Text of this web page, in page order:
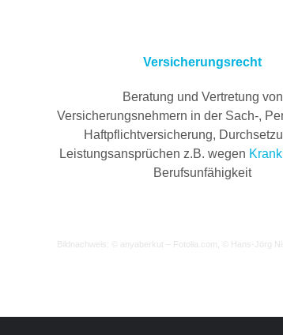
Versicherungsrecht
Beratung und Vertretung von
Versicherungsnehmern in der Sach-,
Haftpflichtversicherung,
Leistungsansprüchen z.B. wegen
Berufsunfähigkeit
Bildnachweis: © anyaberkut – Fotolia.com, © Hans-Jörg